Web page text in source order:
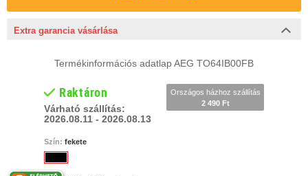
Extra garancia vásárlása
Termékinformációs adatlap AEG TO64IB00FB
Raktáron
Várható szállítás:
2026.08.11 - 2026.08.13
Országos házhoz szállítás
2 490 Ft
Szín: fekete